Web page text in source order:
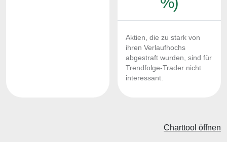
Aktien, die zu stark von
ihren Verlaufhochs
abgestraft wurden, sind für
Trendfolge-Trader nicht
interessant.
Charttool öffnen